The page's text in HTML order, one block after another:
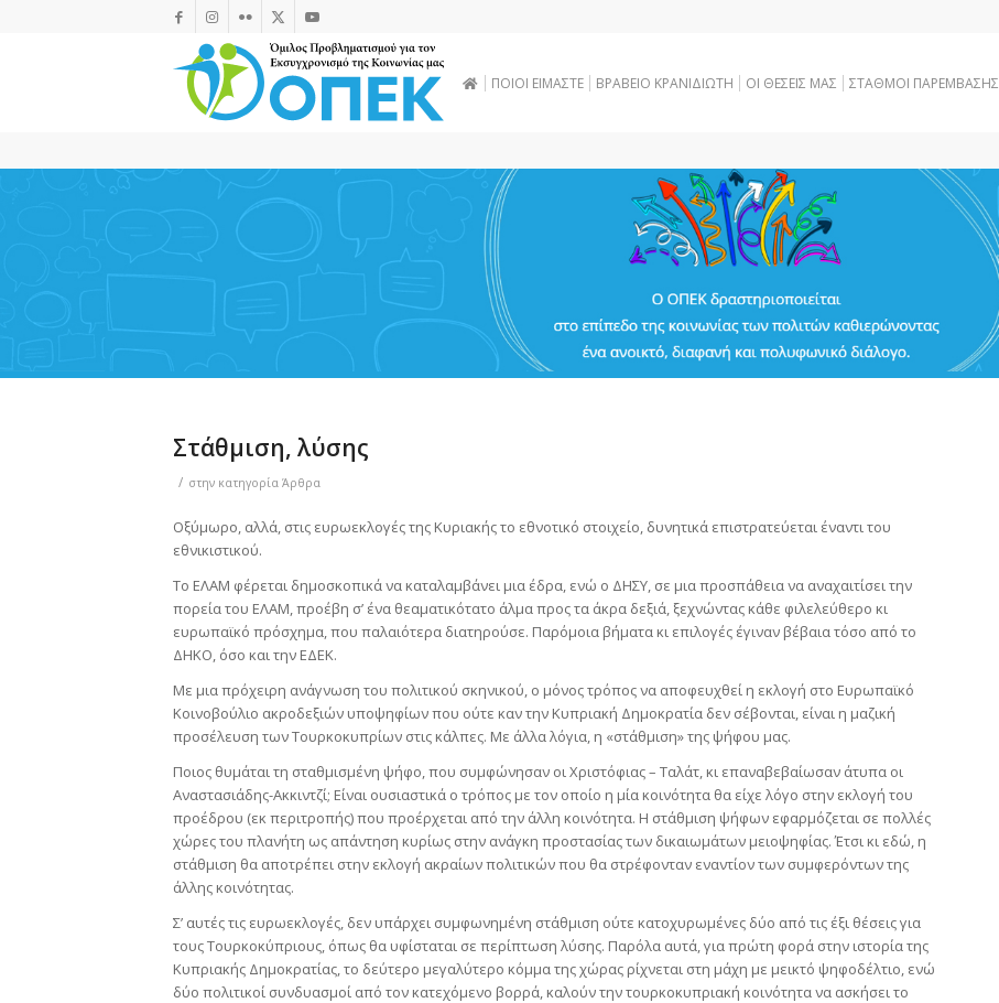
ΠΟΙΟΙ ΕΙΜΑΣΤΕ ΒΡΑΒΕΙΟ ΚΡΑΝΙΔΙΩΤΗ OI ΘΕΣΕΙΣ ΜΑΣ ΣΤΑΘΜΟΙ ΠΑΡΕΜΒΑΣΗΣ
Στάθμιση, λύσης
/ στην κατηγορία Άρθρα
Οξύμωρο, αλλά, στις ευρωεκλογές της Κυριακής το εθνοτικό στοιχείο, δυνητικά επιστρατεύεται έναντι του
εθνικιστικού.
Το ΕΛΑΜ φέρεται δημοσκοπικά να καταλαμβάνει μια έδρα, ενώ ο ΔΗΣΥ, σε μια προσπάθεια να αναχαιτίσει την
πορεία του ΕΛΑΜ, προέβη σ’ ένα θεαματικότατο άλμα προς τα άκρα δεξιά, ξεχνώντας κάθε φιλελεύθερο κι
ευρωπαϊκό πρόσχημα, που παλαιότερα διατηρούσε. Παρόμοια βήματα κι επιλογές έγιναν βέβαια τόσο από το
ΔΗΚΟ, όσο και την ΕΔΕΚ.
Με μια πρόχειρη ανάγνωση του πολιτικού σκηνικού, ο μόνος τρόπος να αποφευχθεί η εκλογή στο Ευρωπαϊκό
Κοινοβούλιο ακροδεξιών υποψηφίων που ούτε καν την Κυπριακή Δημοκρατία δεν σέβονται, είναι η μαζική
προσέλευση των Τουρκοκυπρίων στις κάλπες. Με άλλα λόγια, η «στάθμιση» της ψήφου μας.
Ποιος θυμάται τη σταθμισμένη ψήφο, που συμφώνησαν οι Χριστόφιας – Ταλάτ, κι επαναβεβαίωσαν άτυπα οι
Αναστασιάδης-Ακκιντζί; Είναι ουσιαστικά ο τρόπος με τον οποίο η μία κοινότητα θα είχε λόγο στην εκλογή του
προέδρου (εκ περιτροπής) που προέρχεται από την άλλη κοινότητα. Η στάθμιση ψήφων εφαρμόζεται σε πολλές
χώρες του πλανήτη ως απάντηση κυρίως στην ανάγκη προστασίας των δικαιωμάτων μειοψηφίας. Έτσι κι εδώ, η
στάθμιση θα αποτρέπει στην εκλογή ακραίων πολιτικών που θα στρέφονταν εναντίον των συμφερόντων της
άλλης κοινότητας.
Σ’ αυτές τις ευρωεκλογές, δεν υπάρχει συμφωνημένη στάθμιση ούτε κατοχυρωμένες δύο από τις έξι θέσεις για
τους Τουρκοκύπριους, όπως θα υφίσταται σε περίπτωση λύσης. Παρόλα αυτά, για πρώτη φορά στην ιστορία της
Κυπριακής Δημοκρατίας, το δεύτερο μεγαλύτερο κόμμα της χώρας ρίχνεται στη μάχη με μεικτό ψηφοδέλτιο, ενώ
δύο πολιτικοί συνδυασμοί από τον κατεχόμενο βορρά, καλούν την τουρκοκυπριακή κοινότητα να ασκήσει το